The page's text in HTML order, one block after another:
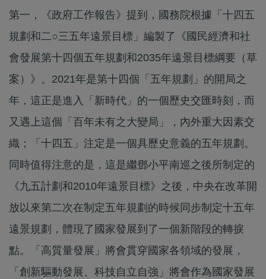
第一，《政府工作報告》提到，國務院根據「十四五
規劃和二○三五年遠景目標」編製了《國民經濟和社
會發展第十四個五年規劃和2035年遠景目標綱要（草
案）》。2021年是第十四個「五年規劃」的開局之
年，這正是進入「新時代」的一個歷史交匯時刻，而
又遇上這個「百年未有之大變局」，內外重大因素交
織；「十四五」注定是一個具歷史意義的五年規劃。
同時值得注意的是，這是繼鄧小平南巡之後所制定的
《九五計劃和2010年遠景目標》之後，中央在改革開
放以來第二次在制定五年規劃的時候同步制定十五年
遠景規劃，體現了國家發展到了一個新階段的轉捩
點。「高質量發展」將會貫穿國家各領域的發展，
「創新驅動發展、科技自立自強」將會作為國家發展